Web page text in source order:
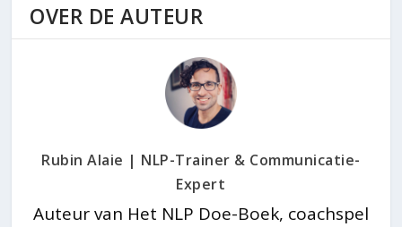
OVER DE AUTEUR
Rubin Alaie | NLP-Trainer & Communicatie-
Expert
Auteur van Het NLP Doe-Boek, coachspel